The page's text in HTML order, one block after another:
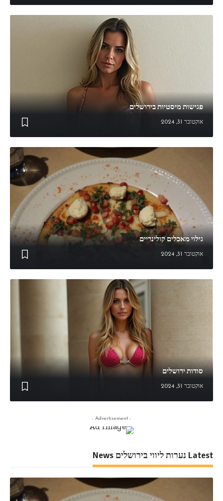
פגישות מיסטיות בירושלים
אוקטובר 31, 2024
גילוי מאכלים קולינריים
אוקטובר 31, 2024
סודות ירושלים
אוקטובר 31, 2024
- Advertisement -
Latest נערות ליווי בירושלים News